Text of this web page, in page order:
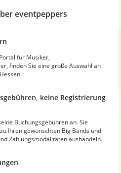
eventpeppers
für Musiker,
finden Sie eine große Auswahl an
keine Registrierung
Buchungsgebühren an. Sie
Ihren gewünschten Big Bands und
Zahlungsmodalitäten aushandeln.